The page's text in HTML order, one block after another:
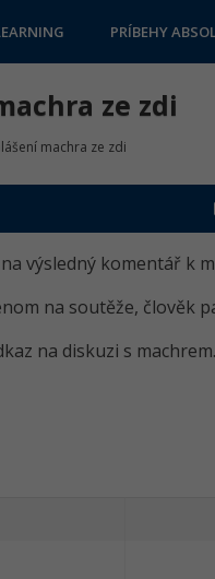
PRÍBEHY
ze zdi
machra ze zdi
výsledný komentář k
na soutěže, člověk
na diskuzi s machrem.